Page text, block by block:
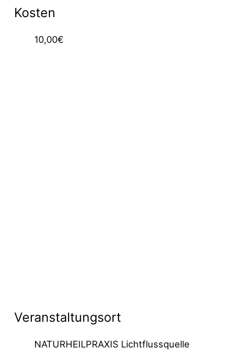
Kosten
10,00€
Veranstaltungsort
NATURHEILPRAXIS Lichtflussquelle